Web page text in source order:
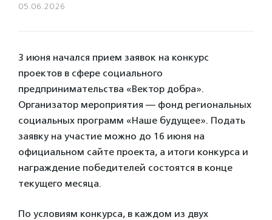
05.06.2026
3 июня начался прием заявок на конкурс
проектов в сфере социального
предпринимательства «Вектор добра».
Организатор мероприятия — фонд региональных
социальных программ «Наше будущее». Подать
заявку на участие можно до 16 июня на
официальном сайте проекта, а итоги конкурса и
награждение победителей состоятся в конце
текущего месяца.
По условиям конкурса, в каждом из двух